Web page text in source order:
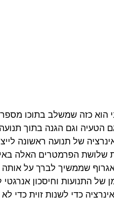
הוא כזה שמשלב בתוכו
הטעיה וגם הגנה בתוך
של תנועה ראשונה
שלושת הפרמטרים האלה
שממשיך לברך על אותה
של התנועות וחיסכון
כדי לשנות זוית כדי